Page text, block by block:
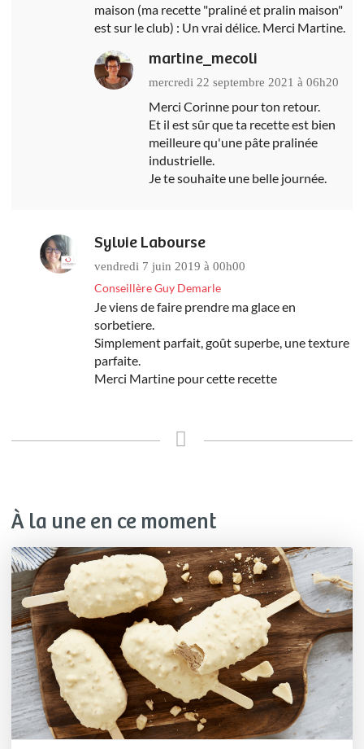
maison (ma recette "praliné et pralin maison"
est sur le club) : Un vrai délice. Merci Martine.
martine_mecoli
mercredi 22 septembre 2021 à 06h20
Merci Corinne pour ton retour.
Et il est sûr que ta recette est bien
meilleure qu'une pâte pralinée
industrielle.
Je te souhaite une belle journée.
Sylvie Labourse
vendredi 7 juin 2019 à 00h00
Conseillère Guy Demarle
Je viens de faire prendre ma glace en
sorbetiere.
Simplement parfait, goût superbe, une texture
parfaite.
Merci Martine pour cette recette
À la une en ce moment